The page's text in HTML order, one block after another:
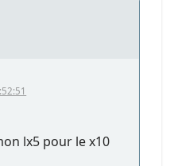
lx5 pour le x10